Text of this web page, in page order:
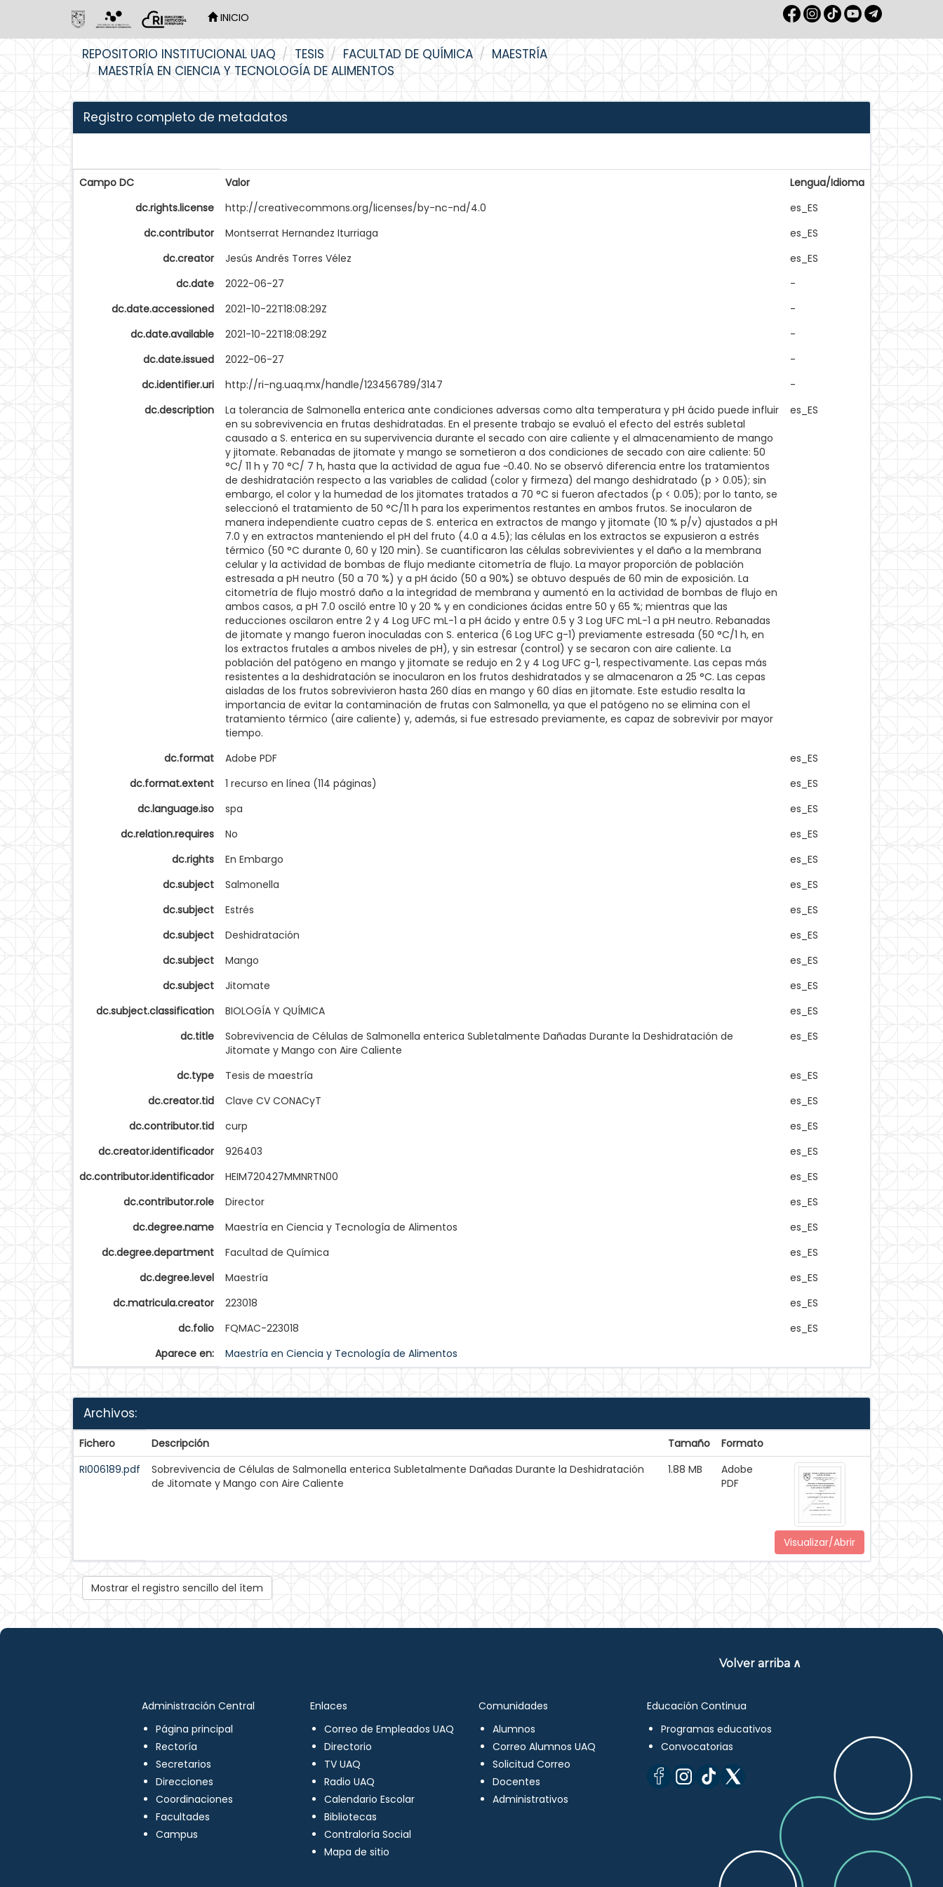
INICIO
REPOSITORIO INSTITUCIONAL UAQ TESIS FACULTAD DE QUÍMICA
MAESTRÍA
MAESTRÍA EN CIENCIA Y TECNOLOGÍA DE ALIMENTOS
Registro completo de metadatos
Campo DC Valor
Lengua/Idioma
dc.rights.license
http://creativecommons.org/licenses/by-nc-nd/4.0
es_ES
dc.contributor
Montserrat Hernandez Iturriaga
es_ES
dc.creator
Jesús Andrés Torres Vélez
es_ES
dc.date
2022-06-27
-
dc.date.accessioned
2021-10-22T18:08:29Z
-
dc.date.available
2021-10-22T18:08:29Z
-
dc.date.issued
2022-06-27
-
dc.identifier.uri
http://ri-ng.uaq.mx/handle/123456789/3147
-
dc.description
La tolerancia de Salmonella enterica ante condiciones adversas como alta temperatura y pH ácido puede influir
en su sobrevivencia en frutas deshidratadas. En el presente trabajo se evaluó el efecto del estrés subletal
causado a S. enterica en su supervivencia durante el secado con aire caliente y el almacenamiento de mango
y jitomate. Rebanadas de jitomate y mango se sometieron a dos condiciones de secado con aire caliente: 50
°C/ 11 h y 70 °C/ 7 h, hasta que la actividad de agua fue ~0.40. No se observó diferencia entre los tratamientos
de deshidratación respecto a las variables de calidad (color y firmeza) del mango deshidratado (p > 0.05); sin
embargo, el color y la humedad de los jitomates tratados a 70 °C si fueron afectados (p < 0.05); por lo tanto, se
seleccionó el tratamiento de 50 °C/11 h para los experimentos restantes en ambos frutos. Se inocularon de
manera independiente cuatro cepas de S. enterica en extractos de mango y jitomate (10 % p/v) ajustados a pH
7.0 y en extractos manteniendo el pH del fruto (4.0 a 4.5); las células en los extractos se expusieron a estrés
térmico (50 °C durante 0, 60 y 120 min). Se cuantificaron las células sobrevivientes y el daño a la membrana
celular y la actividad de bombas de flujo mediante citometría de flujo. La mayor proporción de población
estresada a pH neutro (50 a 70 %) y a pH ácido (50 a 90%) se obtuvo después de 60 min de exposición. La
citometría de flujo mostró daño a la integridad de membrana y aumentó en la actividad de bombas de flujo en
ambos casos, a pH 7.0 osciló entre 10 y 20 % y en condiciones ácidas entre 50 y 65 %; mientras que las
reducciones oscilaron entre 2 y 4 Log UFC mL-1 a pH ácido y entre 0.5 y 3 Log UFC mL-1 a pH neutro. Rebanadas
de jitomate y mango fueron inoculadas con S. enterica (6 Log UFC g-1) previamente estresada (50 °C/1 h, en
los extractos frutales a ambos niveles de pH), y sin estresar (control) y se secaron con aire caliente. La
población del patógeno en mango y jitomate se redujo en 2 y 4 Log UFC g-1, respectivamente. Las cepas más
resistentes a la deshidratación se inocularon en los frutos deshidratados y se almacenaron a 25 °C. Las cepas
aisladas de los frutos sobrevivieron hasta 260 días en mango y 60 días en jitomate. Este estudio resalta la
importancia de evitar la contaminación de frutas con Salmonella, ya que el patógeno no se elimina con el
tratamiento térmico (aire caliente) y, además, si fue estresado previamente, es capaz de sobrevivir por mayor
tiempo.
es_ES
dc.format Adobe PDF
es_ES
dc.format.extent
1 recurso en línea (114 páginas)
es_ES
dc.language.iso
spa
es_ES
dc.relation.requires
No
es_ES
dc.rights
En Embargo
es_ES
dc.subject
Salmonella
es_ES
dc.subject
Estrés
es_ES
dc.subject
Deshidratación
es_ES
dc.subject
Mango
es_ES
dc.subject
Jitomate
es_ES
dc.subject.classification
BIOLOGÍA Y QUÍMICA
es_ES
dc.title
Sobrevivencia de Células de Salmonella enterica Subletalmente Dañadas Durante la Deshidratación de
Jitomate y Mango con Aire Caliente
es_ES
dc.type Tesis de maestría
es_ES
dc.creator.tid
Clave CV CONACyT
es_ES
dc.contributor.tid
curp
es_ES
dc.creator.identificador
926403
es_ES
dc.contributor.identificador
HEIM720427MMNRTN00
es_ES
dc.contributor.role
Director
es_ES
dc.degree.name
Maestría en Ciencia y Tecnología de Alimentos
es_ES
dc.degree.department
Facultad de Química
es_ES
dc.degree.level
Maestría
es_ES
dc.matricula.creator
223018
es_ES
dc.folio
FQMAC-223018
es_ES
Aparece en:
Maestría en Ciencia y Tecnología de Alimentos
Archivos:
Fichero Descripción Tamaño
Formato
RI006189.pdf
Sobrevivencia de Células de Salmonella enterica Subletalmente Dañadas Durante la Deshidratación
de Jitomate y Mango con Aire Caliente
1.88 MB
Adobe
PDF
Visualizar/Abrir
Mostrar el registro sencillo del ítem
Volver arriba ∧
Administración Central
Página principal
Rectoría
Secretarios
Direcciones
Coordinaciones
Facultades
Campus
Enlaces
Correo de Empleados UAQ
Directorio
TV UAQ
Radio UAQ
Calendario Escolar
Bibliotecas
Contraloría Social
Mapa de sitio
Comunidades
Alumnos
Correo Alumnos UAQ
Solicitud Correo
Docentes
Administrativos
Educación Continua
Programas educativos
Convocatorias